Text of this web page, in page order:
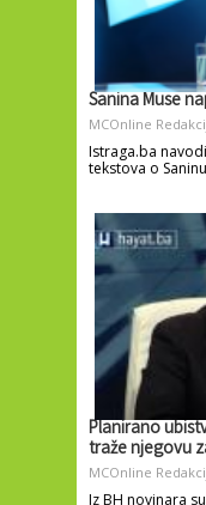
Sanina Muse
MCOnline
Istraga.ba
tekstova o
Planirano
traže njegovu
MCOnline
Iz BH novinara